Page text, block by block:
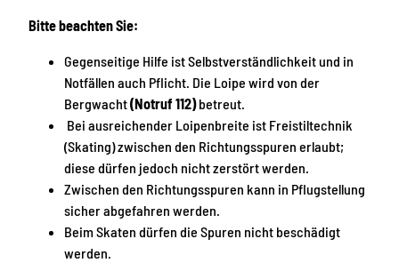
Bitte beachten Sie:
Gegenseitige Hilfe ist Selbstverständlichkeit und in
Notfällen auch Pflicht. Die Loipe wird von der
Bergwacht(Notruf 112)betreut.
Bei ausreichender Loipenbreite ist Freistiltechnik
(Skating) zwischen den Richtungsspuren erlaubt;
diese dürfen jedoch nicht zerstört werden.
Zwischen den Richtungsspuren kann in Pflugstellung
sicher abgefahren werden.
Beim Skaten dürfen die Spuren nicht beschädigt
werden.